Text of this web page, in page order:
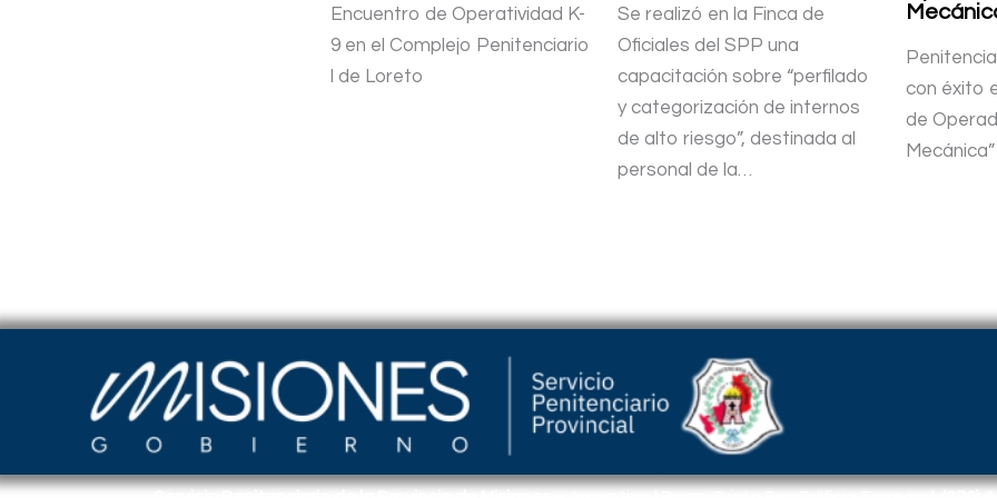
Encuentro de Operatividad K-
9 en el Complejo Penitenciario
l de Loreto
Se realizó en la Finca de
Oficiales del SPP una
capacitación sobre “perfilado
y categorización de internos
de alto riesgo”, destinada al
personal de la…
con éxito
de
Mecánica”